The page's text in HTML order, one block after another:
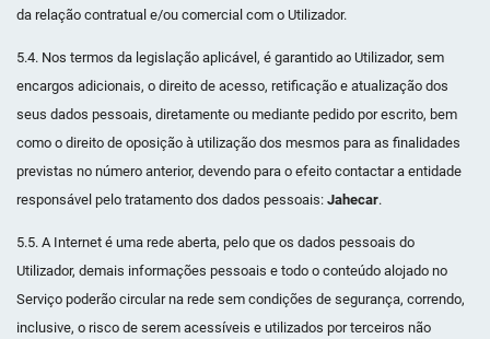
da relação contratual e/ou comercial com o Utilizador.
5.4. Nos termos da legislação aplicável, é garantido ao Utilizador, sem
encargos adicionais, o direito de acesso, retificação e atualização dos
seus dados pessoais, diretamente ou mediante pedido por escrito, bem
como o direito de oposição à utilização dos mesmos para as finalidades
previstas no número anterior, devendo para o efeito contactar a entidade
responsável pelo tratamento dos dados pessoais: Jahecar.
5.5. A Internet é uma rede aberta, pelo que os dados pessoais do
Utilizador, demais informações pessoais e todo o conteúdo alojado no
Serviço poderão circular na rede sem condições de segurança, correndo,
inclusive, o risco de serem acessíveis e utilizados por terceiros não